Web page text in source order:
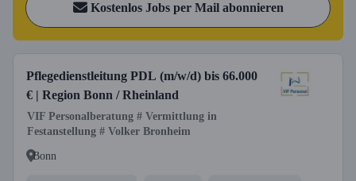
Kostenlos Jobs per Mail abonnieren
Pflegedienstleitung PDL (m/w/d) bis 66.000
€ | Region Bonn / Rheinland
VIF Personalberatung # Vermittlung in
Festanstellung # Volker Bronheim
Bonn